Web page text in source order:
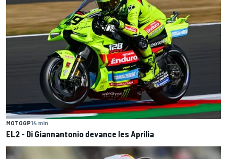
MOTOGP14 min
EL2 - Di Giannantonio devance les Aprilia